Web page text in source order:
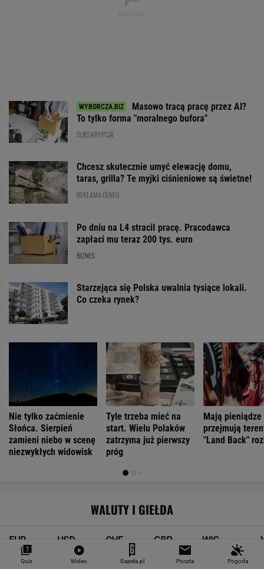
Masowo tracą pracę przez AI?
To tylko forma "moralnego bufora"
SUBSKRYPCJA
Chcesz skutecznie umyć elewację domu,
taras, grilla? Te myjki ciśnieniowe są świetne!
REKLAMA CENEO
Po dniu na L4 stracił pracę. Pracodawca
zapłaci mu teraz 200 tys. euro
BIZNES
Starzejąca się Polska uwalnia tysiące lokali.
Co czeka rynek?
Nie tylko zaćmienie
Słońca. Sierpień
zamieni niebo w scenę
niezwykłych widowisk
Tyle trzeba mieć na
start. Wielu Polaków
zatrzyma już pierwszy
próg
Mają pieniądze
przejmują
"Land Back"
WALUTY I GIEŁDA
EUR
4,2983
USD
3,7187
CHF
4,6027
GBP
5,0166
WIG
151 782,92
Quiz Wideo Gazeta.pl Poczta Pogoda